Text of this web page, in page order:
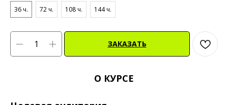
36 ч.
72 ч. 108 ч. 144 ч.
ЗАКАЗАТЬ
О КУРСЕ